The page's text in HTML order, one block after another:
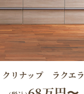
クリナップ ラクエラ